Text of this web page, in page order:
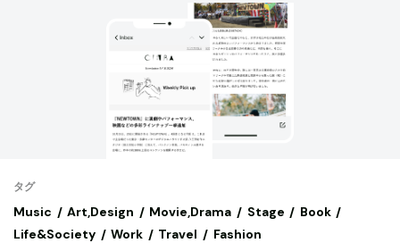
タグ
Music Art,Design Movie,Drama Stage
Book
Life&Society
Work Travel Fashion